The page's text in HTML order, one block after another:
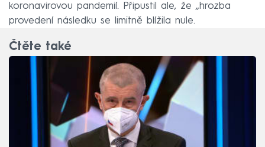
koronavirovou pandemií. Připustil ale, že „hrozba
provedení následku se limitně blížila nule.
Čtěte také